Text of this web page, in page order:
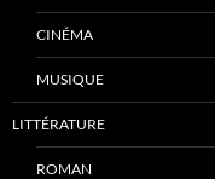
CINÉMA
MUSIQUE
LITTÉRATURE
ROMAN